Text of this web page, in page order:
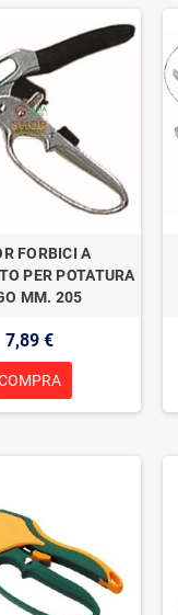
FORBICI A
PER POTATURA
MM. 205
7,89 €